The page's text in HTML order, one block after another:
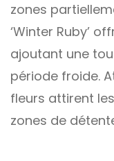
zones
‘Winter Ruby’
ajoutant une
période froide.
fleurs attirent
zones de